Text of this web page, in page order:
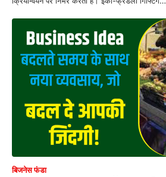
बिजनेस फंडा